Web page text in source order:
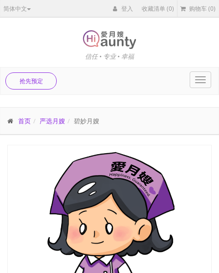
简体中文 登入 收藏清单(0) 购物车(0)
信任 • 专业 • 幸福
抢先预定
首页 严选月嫂 碧妙月嫂